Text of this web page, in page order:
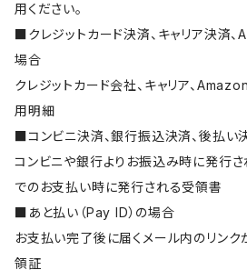
用ください。
■クレジットカード決済、キャリア決済
場合
クレジットカード会社、キャリア、
用明細
■コンビニ決済、銀行振込決済、後払い
コンビニや銀行よりお振込み時に発行
でのお支払い時に発行される受領書
■あと払い（Pay ID）の場合
お支払い完了後に届くメール内のリンク
領証